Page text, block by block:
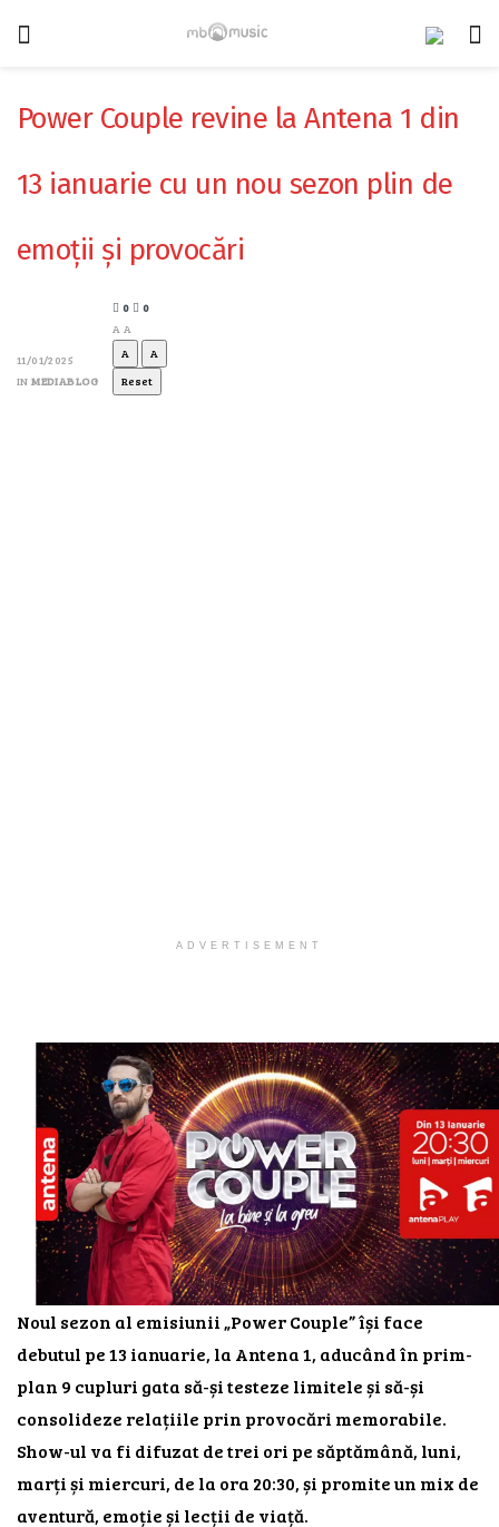
Power Couple revine la Antena 1 din
13 ianuarie cu un nou sezon plin de
emoții și provocări
11/01/2025
IN MEDIABLOG
0
0
A A
A
A
Reset
ADVERTISEMENT
Noul sezon al emisiunii „Power Couple” își face
debutul pe 13 ianuarie, la Antena 1, aducând în prim-
plan 9 cupluri gata să-și testeze limitele și să-și
consolideze relațiile prin provocări memorabile.
Show-ul va fi difuzat de trei ori pe săptămână, luni,
marți și miercuri, de la ora 20:30, și promite un mix de
aventură, emoție și lecții de viață.